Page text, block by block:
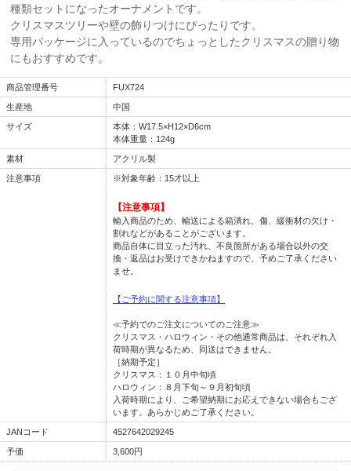
種類セットになったオーナメントです。
クリスマスツリーや壁の飾りつけにぴったりです。
専用パッケージに入っているのでちょっとしたクリスマスの贈り物
にもおすすめです。
商品管理番号 FUX724
生産地 中国
サイズ
本体：W17.5×H12×D6cm
本体重量：124g
素材 アクリル製
注意事項 ※対象年齢：15才以上
【注意事項】
輸入商品のため、輸送による箱潰れ、傷、緩衝材の欠け・
割れなどがあることがございます。
商品自体に目立った汚れ、不良箇所がある場合以外の交
換・返品はお受けできかねますので、予めご了承ください
ませ。
【ご予約に関する注意事項】
≪予約でのご注文についてのご注意≫
クリスマス・ハロウィン・その他通常商品は、それぞれ入
荷時期が異なるため、同送はできません。
［納期予定］
クリスマス：１０月中旬頃
ハロウィン：８月下旬～９月初旬頃
入荷時期により、ご希望納期にお応えできない場合もござ
います。あらかじめご了承ください。
JANコード 4527642029245
予価 3,600円